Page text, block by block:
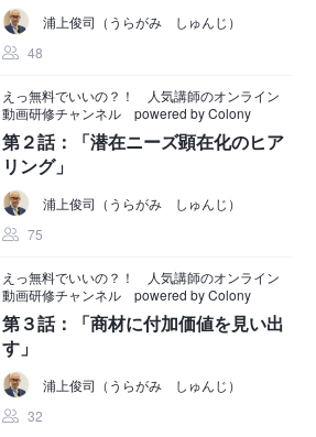
浦上俊司（うらがみ しゅんじ）
48
えっ無料でいいの？！ 人気講師のオンライン
動画研修チャンネル powered by Colony
第２話：「潜在ニーズ顕在化のヒア
リング」
浦上俊司（うらがみ しゅんじ）
75
えっ無料でいいの？！ 人気講師のオンライン
動画研修チャンネル powered by Colony
第３話：「商材に付加価値を見い出
す」
浦上俊司（うらがみ しゅんじ）
32